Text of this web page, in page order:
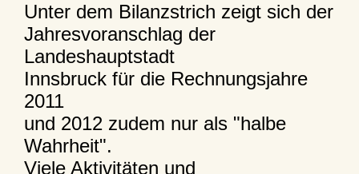
Unter dem Bilanzstrich zeigt sich der
Jahresvoranschlag der
Landeshauptstadt
Innsbruck für die Rechnungsjahre
2011
und 2012 zudem nur als "halbe
Wahrheit".
Viele Aktivitäten und